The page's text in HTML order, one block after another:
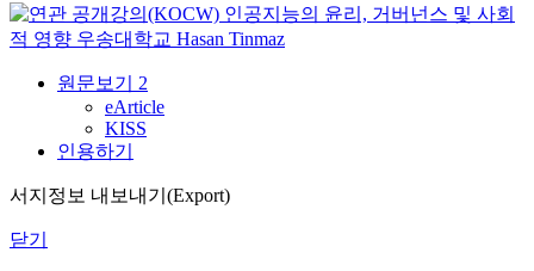
인공지능의 윤리, 거버넌스 및 사회
적 영향 우송대학교 Hasan Tinmaz
원문보기 2
eArticle
KISS
인용하기
서지정보 내보내기(Export)
닫기